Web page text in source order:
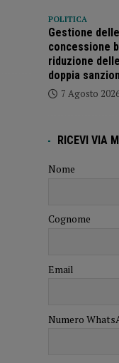
POLITICA
Gestione
concessione
riduzione
doppia
7 Agosto
RICEVI VIA
Nome
Cognome
Email
Numero